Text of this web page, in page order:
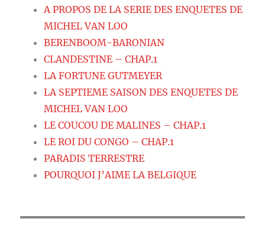
A PROPOS DE LA SERIE DES ENQUETES DE
MICHEL VAN LOO
BERENBOOM-BARONIAN
CLANDESTINE – CHAP.1
LA FORTUNE GUTMEYER
LA SEPTIEME SAISON DES ENQUETES DE
MICHEL VAN LOO
LE COUCOU DE MALINES – CHAP.1
LE ROI DU CONGO – CHAP.1
PARADIS TERRESTRE
POURQUOI J’AIME LA BELGIQUE